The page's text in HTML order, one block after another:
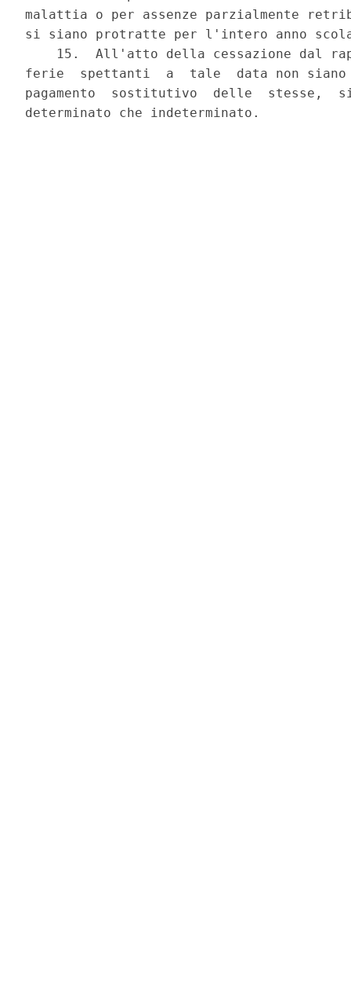
malattia o per assenze parzialmente
si siano protratte per l'intero anno
15.  All'atto della cessazione dal
ferie  spettanti  a  tale  data non
pagamento  sostitutivo  delle  stesse,